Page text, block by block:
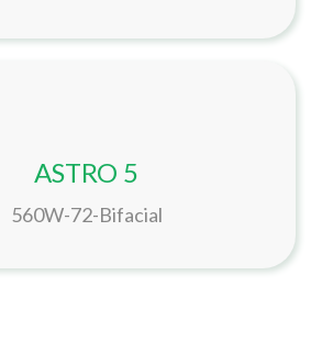
ASTRO 5
560W-72-Bifacial